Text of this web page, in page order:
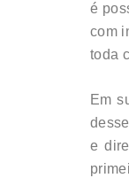
é
com
toda
Em
e